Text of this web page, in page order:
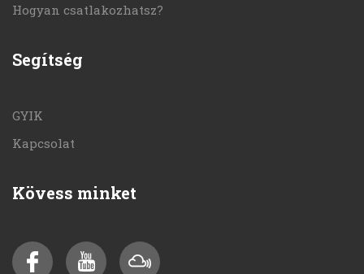
Hogyan csatlakozhatsz?
Segítség
GYIK
Kapcsolat
Kövess minket